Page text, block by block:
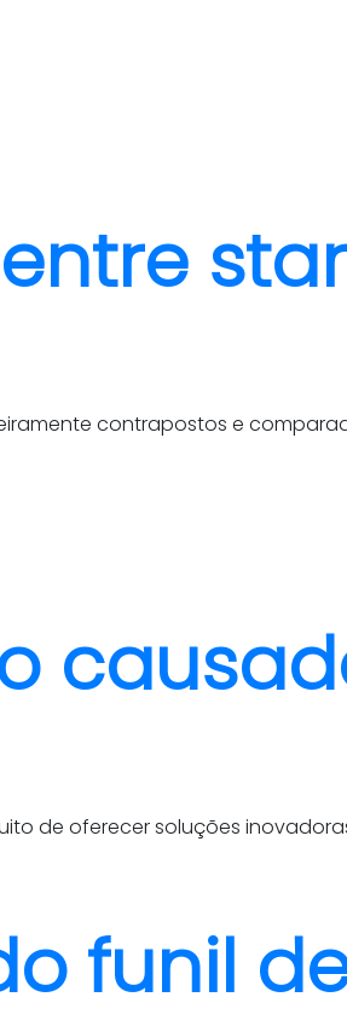
contrapostos e
de oferecer soluções
funil